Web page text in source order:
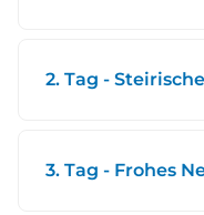
2. Tag -
3. Tag - Frohes